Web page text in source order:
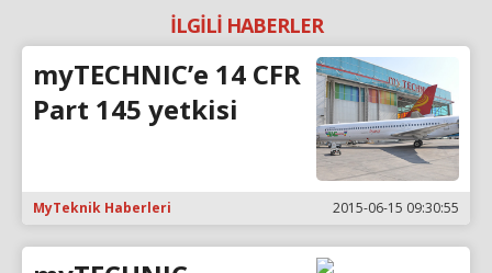
İLGİLİ HABERLER
myTECHNIC’e 14 CFR
Part 145 yetkisi
MyTeknik Haberleri 2015-06-15 09:30:55